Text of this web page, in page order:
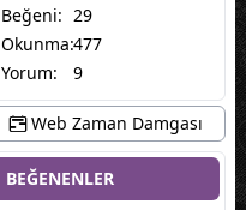
Beğeni: 29
Okunma:477
Yorum:
9
Web Zaman Damgası
BEĞENENLER